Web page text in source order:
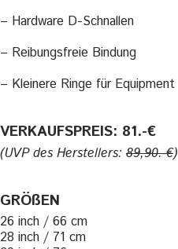
– Hardware D-Schnallen
– Reibungsfreie Bindung
– Kleinere Ringe für Equipment
VERKAUFSPREIS: 81.-€
(UVP des Herstellers: 89,90.-€)
GRÖßEN
26 inch / 66 cm
28 inch / 71 cm